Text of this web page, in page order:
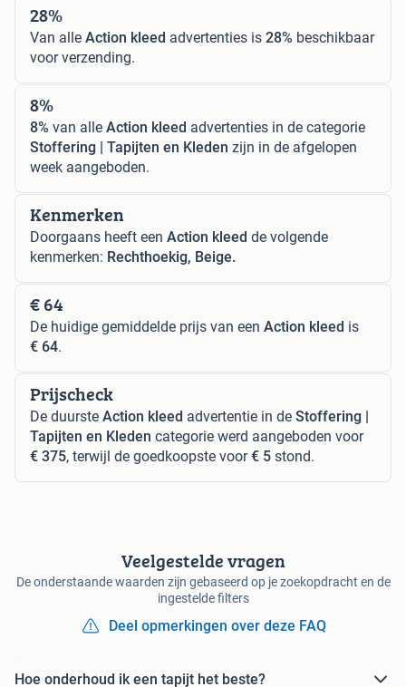
28%
Van alle Action kleed advertenties is 28% beschikbaar
voor verzending.
8%
8% van alle Action kleed advertenties in de categorie
Stoffering | Tapijten en Kleden zijn in de afgelopen
week aangeboden.
Kenmerken
Doorgaans heeft een Action kleed de volgende
kenmerken: Rechthoekig, Beige.
€ 64
De huidige gemiddelde prijs van een Action kleed is
€ 64.
Prijscheck
De duurste Action kleed advertentie in de Stoffering |
Tapijten en Kleden categorie werd aangeboden voor
€ 375, terwijl de goedkoopste voor€ 5 stond.
Veelgestelde vragen
De onderstaande waarden zijn gebaseerd op je zoekopdracht en de
ingestelde filters
Deel opmerkingen over deze FAQ
Hoe onderhoud ik een tapijt het beste?